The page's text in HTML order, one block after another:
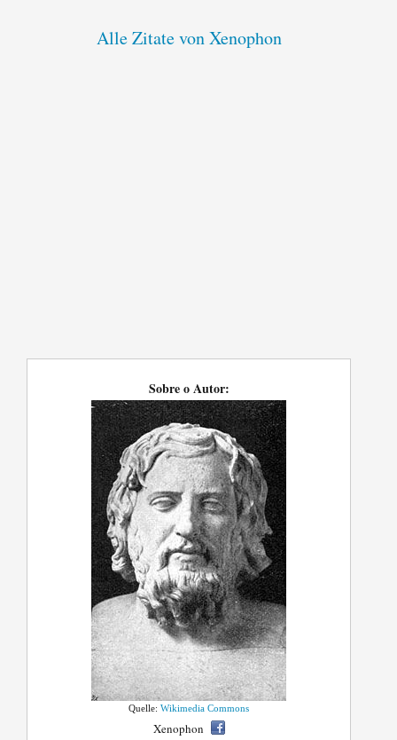
Alle Zitate von Xenophon
Sobre o Autor:
Quelle:Wikimedia Commons
Xenophon